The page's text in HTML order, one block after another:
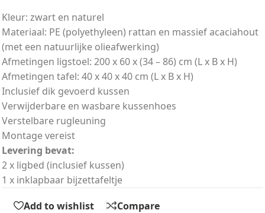
Kleur: zwart en naturel
Materiaal: PE (polyethyleen) rattan en massief acaciahout
(met een natuurlijke olieafwerking)
Afmetingen ligstoel: 200 x 60 x (34 – 86) cm (L x B x H)
Afmetingen tafel: 40 x 40 x 40 cm (L x B x H)
Inclusief dik gevoerd kussen
Verwijderbare en wasbare kussenhoes
Verstelbare rugleuning
Montage vereist
Levering bevat:
2 x ligbed (inclusief kussen)
1 x inklapbaar bijzettafeltje
Add to wishlist
Compare